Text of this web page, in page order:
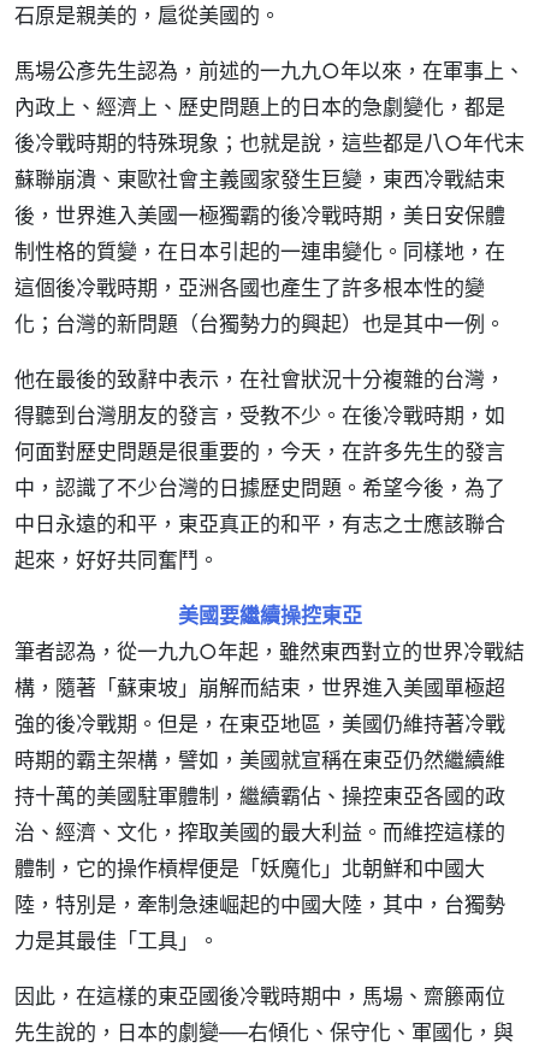
石原是親美的，扈從美國的。
馬場公彥先生認為，前述的一九九○年以來，在軍事上、
內政上、經濟上、歷史問題上的日本的急劇變化，都是
後冷戰時期的特殊現象；也就是說，這些都是八○年代末
蘇聯崩潰、東歐社會主義國家發生巨變，東西冷戰結束
後，世界進入美國一極獨霸的後冷戰時期，美日安保體
制性格的質變，在日本引起的一連串變化。同樣地，在
這個後冷戰時期，亞洲各國也產生了許多根本性的變
化；台灣的新問題（台獨勢力的興起）也是其中一例。
他在最後的致辭中表示，在社會狀況十分複雜的台灣，
得聽到台灣朋友的發言，受教不少。在後冷戰時期，如
何面對歷史問題是很重要的，今天，在許多先生的發言
中，認識了不少台灣的日據歷史問題。希望今後，為了
中日永遠的和平，東亞真正的和平，有志之士應該聯合
起來，好好共同奮鬥。
美國要繼續操控東亞
筆者認為，從一九九○年起，雖然東西對立的世界冷戰結
構，隨著「蘇東坡」崩解而結束，世界進入美國單極超
強的後冷戰期。但是，在東亞地區，美國仍維持著冷戰
時期的霸主架構，譬如，美國就宣稱在東亞仍然繼續維
持十萬的美國駐軍體制，繼續霸佔、操控東亞各國的政
治、經濟、文化，搾取美國的最大利益。而維控這樣的
體制，它的操作槓桿便是「妖魔化」北朝鮮和中國大
陸，特別是，牽制急速崛起的中國大陸，其中，台獨勢
力是其最佳「工具」。
因此，在這樣的東亞國後冷戰時期中，馬場、齋籐兩位
先生說的，日本的劇變──右傾化、保守化、軍國化，與